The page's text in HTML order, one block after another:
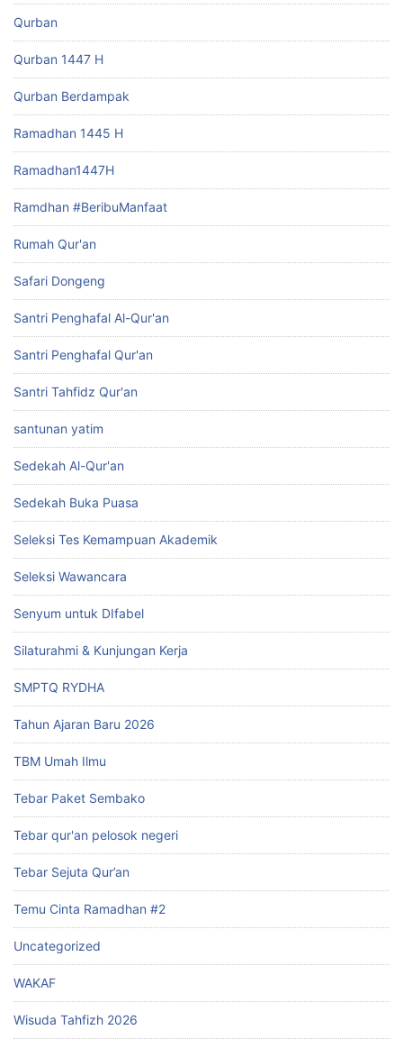
Qurban
Qurban 1447 H
Qurban Berdampak
Ramadhan 1445 H
Ramadhan1447H
Ramdhan #BeribuManfaat
Rumah Qur'an
Safari Dongeng
Santri Penghafal Al-Qur'an
Santri Penghafal Qur'an
Santri Tahfidz Qur'an
santunan yatim
Sedekah Al-Qur'an
Sedekah Buka Puasa
Seleksi Tes Kemampuan Akademik
Seleksi Wawancara
Senyum untuk DIfabel
Silaturahmi & Kunjungan Kerja
SMPTQ RYDHA
Tahun Ajaran Baru 2026
TBM Umah Ilmu
Tebar Paket Sembako
Tebar qur'an pelosok negeri
Tebar Sejuta Qur’an
Temu Cinta Ramadhan #2
Uncategorized
WAKAF
Wisuda Tahfizh 2026